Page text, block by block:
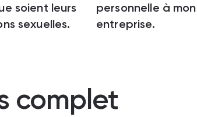
soient leurs
sexuelles.
personnelle à mon
entreprise.
complet